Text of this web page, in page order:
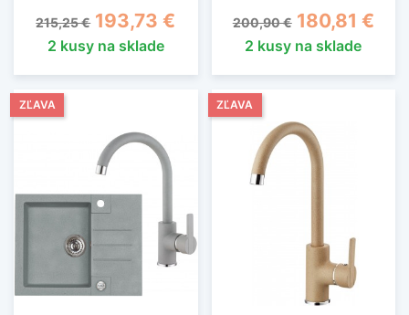
Základná cena
215,25 € Cena
193,73 €
2 kusy na sklade
Základná cena
200,90 € Cena
180,81 €
2 kusy na sklade
ZĽAVA ZĽAVA